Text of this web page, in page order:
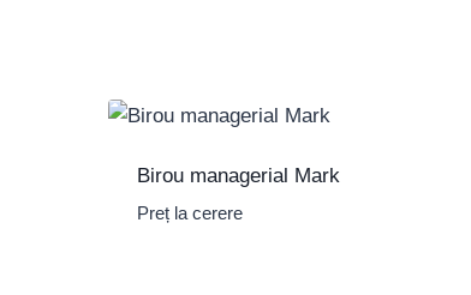
Birou managerial Mark
Preț la cerere